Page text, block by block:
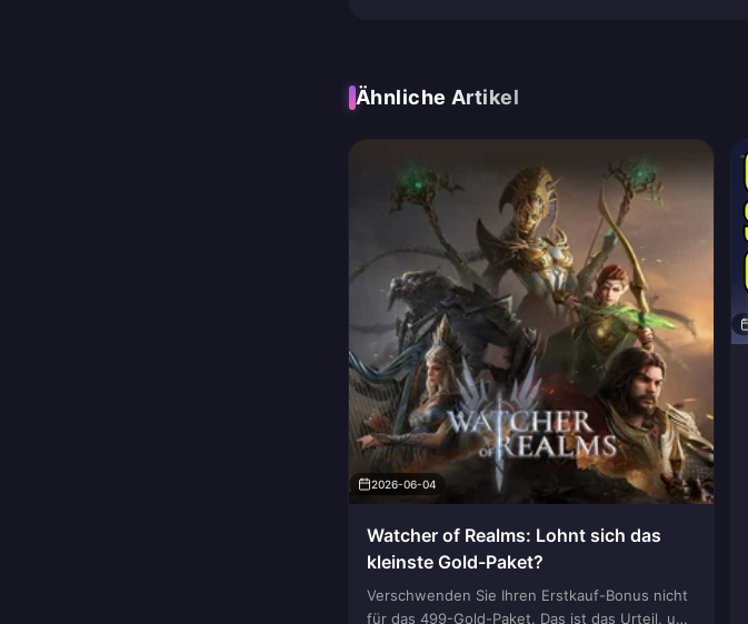
Ähnliche Artikel
2026-06-04
Watcher of Realms: Lohnt sich das
kleinste Gold-Paket?
Verschwenden Sie Ihren Erstkauf-Bonus nicht
für das 499-Gold-Paket. Das ist das Urteil, und